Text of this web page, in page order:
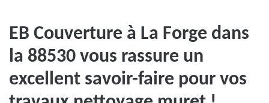
EB Couverture à La Forge dans
la 88530 vous rassure un
excellent savoir-faire pour vos